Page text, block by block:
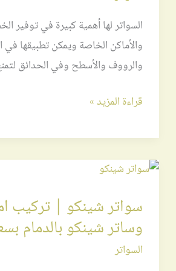
السواتر لها أهمية كبيرة في توفير
والأماكن الخاصة ويمكن تطبيقها في
والرووف والأسطح وفي الحدائق
قراءة المزيد »
سواتر شينكو | تركيب
وساتر شينكو بالدمام
السواتر
سواتر
|
تركيب
امتن